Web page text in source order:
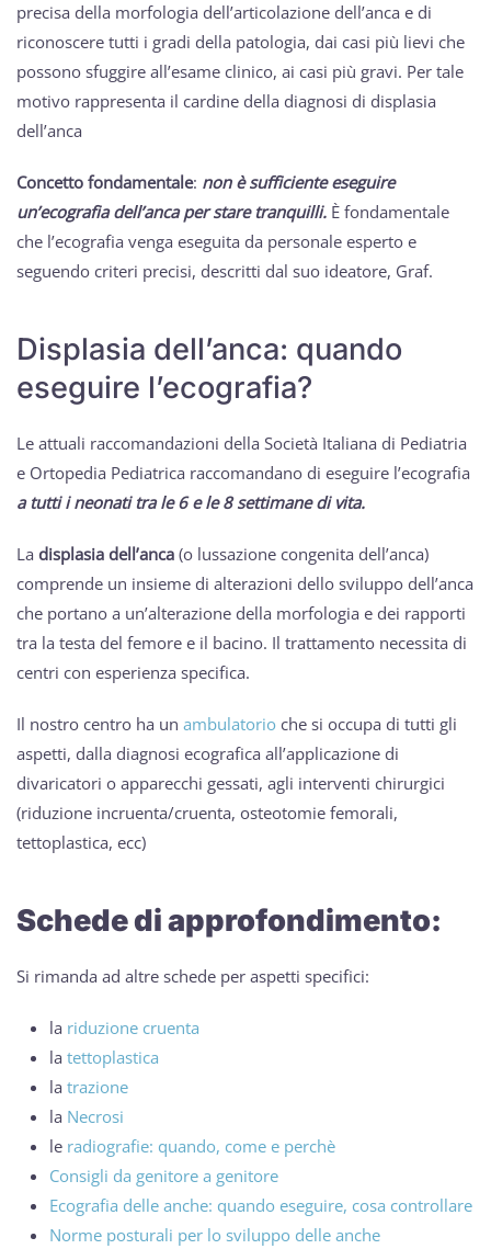
precisa della morfologia dell’articolazione dell’anca e di
riconoscere tutti i gradi della patologia, dai casi più lievi che
possono sfuggire all’esame clinico, ai casi più gravi. Per tale
motivo rappresenta il cardine della diagnosi di displasia
dell’anca
Concetto fondamentale: non è sufficiente eseguire
un’ecografia dell’anca per stare tranquilli. È fondamentale
che l’ecografia venga eseguita da personale esperto e
seguendo criteri precisi, descritti dal suo ideatore, Graf.
Displasia dell’anca: quando
eseguire l’ecografia?
Le attuali raccomandazioni della Società Italiana di Pediatria
e Ortopedia Pediatrica raccomandano di eseguire l’ecografia
a tutti i neonati tra le 6 e le 8 settimane di vita.
La displasia dell’anca (o lussazione congenita dell’anca)
comprende un insieme di alterazioni dello sviluppo dell’anca
che portano a un’alterazione della morfologia e dei rapporti
tra la testa del femore e il bacino. Il trattamento necessita di
centri con esperienza specifica.
Il nostro centro ha un ambulatorio che si occupa di tutti gli
aspetti, dalla diagnosi ecografica all’applicazione di
divaricatori o apparecchi gessati, agli interventi chirurgici
(riduzione incruenta/cruenta, osteotomie femorali,
tettoplastica, ecc)
Schede di approfondimento:
Si rimanda ad altre schede per aspetti specifici:
la riduzione cruenta
la tettoplastica
la trazione
la Necrosi
le radiografie: quando, come e perchè
Consigli da genitore a genitore
Ecografia delle anche: quando eseguire, cosa controllare
Norme posturali per lo sviluppo delle anche